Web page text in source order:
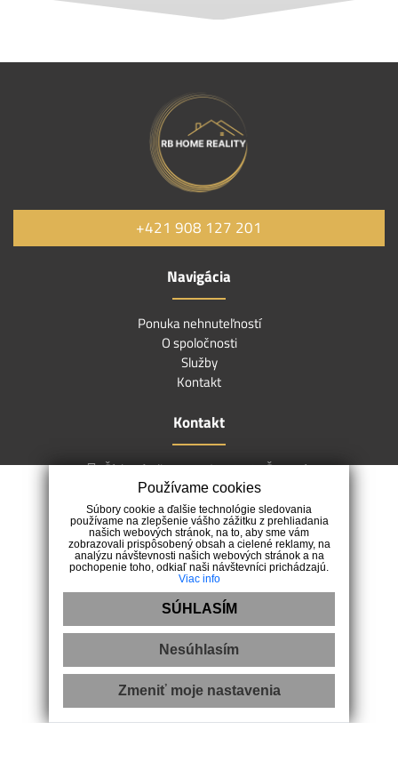
+421 908 127 201
Navigácia
Ponuka nehnuteľností
O spoločnosti
Služby
Kontakt
Kontakt
Šípková ulica 2524/6, 931 01 Šamorín
+421 908 127 201
info@rbhomereality.sk
Ochrana osobných údajov|Reklamačný poriadok
Pravidlá cookies
Používame cookies
Súbory cookie a ďalšie technológie sledovania
používame na zlepšenie vášho zážitku z prehliadania
našich webových stránok, na to, aby sme vám
zobrazovali prispôsobený obsah a cielené reklamy, na
analýzu návštevnosti našich webových stránok a na
pochopenie toho, odkiaľ naši návštevníci prichádzajú.
Viac info
SÚHLASÍM
Nesúhlasím
Zmeniť moje nastavenia